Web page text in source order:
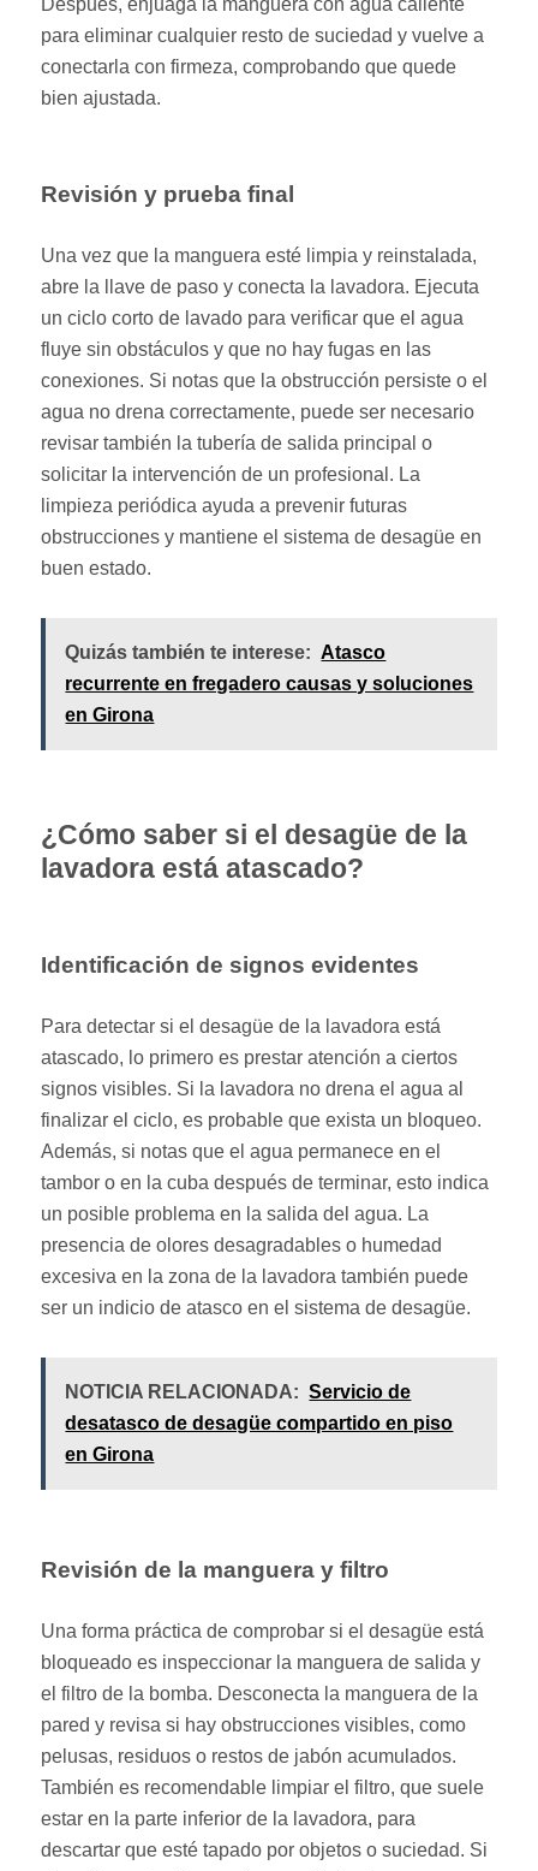
para eliminar cualquier resto de suciedad y vuelve a
conectarla con firmeza, comprobando que quede
bien ajustada.
Revisión y prueba final
Una vez que la manguera esté limpia y reinstalada,
abre la llave de paso y conecta la lavadora. Ejecuta
un ciclo corto de lavado para verificar que el agua
fluye sin obstáculos y que no hay fugas en las
conexiones. Si notas que la obstrucción persiste o el
agua no drena correctamente, puede ser necesario
revisar también la tubería de salida principal o
solicitar la intervención de un profesional. La
limpieza periódica ayuda a prevenir futuras
obstrucciones y mantiene el sistema de desagüe en
buen estado.
Quizás también te interese: Atasco
recurrente en fregadero causas y soluciones
en Girona
¿Cómo saber si el desagüe de la
lavadora está atascado?
Identificación de signos evidentes
Para detectar si el desagüe de la lavadora está
atascado, lo primero es prestar atención a ciertos
signos visibles. Si la lavadora no drena el agua al
finalizar el ciclo, es probable que exista un bloqueo.
Además, si notas que el agua permanece en el
tambor o en la cuba después de terminar, esto indica
un posible problema en la salida del agua. La
presencia de olores desagradables o humedad
excesiva en la zona de la lavadora también puede
ser un indicio de atasco en el sistema de desagüe.
NOTICIA RELACIONADA: Servicio de
desatasco de desagüe compartido en piso
en Girona
Revisión de la manguera y filtro
Una forma práctica de comprobar si el desagüe está
bloqueado es inspeccionar la manguera de salida y
el filtro de la bomba. Desconecta la manguera de la
pared y revisa si hay obstrucciones visibles, como
pelusas, residuos o restos de jabón acumulados.
También es recomendable limpiar el filtro, que suele
estar en la parte inferior de la lavadora, para
descartar que esté tapado por objetos o suciedad. Si